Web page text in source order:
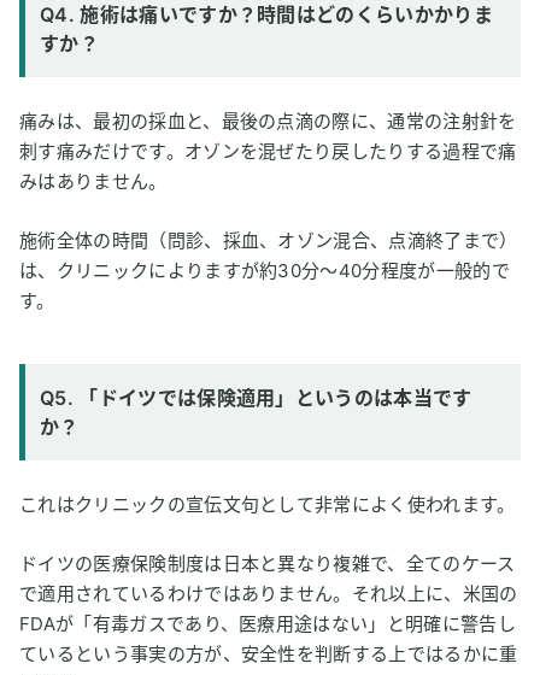
Q4. 施術は痛いですか？時間はどのくらいかかりま
すか？
痛みは、最初の採血と、最後の点滴の際に、通常の注射針を
刺す痛みだけです。オゾンを混ぜたり戻したりする過程で痛
みはありません。
施術全体の時間（問診、採血、オゾン混合、点滴終了まで）
は、クリニックによりますが約30分～40分程度が一般的で
す。
Q5. 「ドイツでは保険適用」というのは本当です
か？
これはクリニックの宣伝文句として非常によく使われます。
ドイツの医療保険制度は日本と異なり複雑で、全てのケース
で適用されているわけではありません。それ以上に、米国の
FDAが「有毒ガスであり、医療用途はない」と明確に警告し
ているという事実の方が、安全性を判断する上ではるかに重